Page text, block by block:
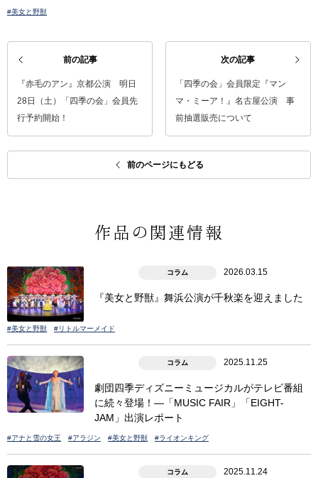
#美女と野獣
前の記事
『赤毛のアン』京都公演 明日
28日（土）「四季の会」会員先
行予約開始！
次の記事
「四季の会」会員限定『マン
マ・ミーア！』名古屋公演 事
前抽選販売について
前のページにもどる
作品の関連情報
コラム 2026.03.15
『美女と野獣』舞浜公演が千秋楽を迎えました
#美女と野獣 #リトルマーメイド
コラム 2025.11.25
劇団四季ディズニーミュージカルがテレビ番組
に続々登場！―「MUSIC FAIR」「EIGHT-
JAM」出演レポート
#アナと雪の女王 #アラジン #美女と野獣 #ライオンキング
コラム 2025.11.24